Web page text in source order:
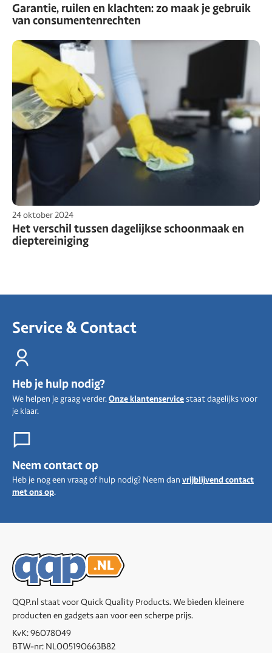
Garantie, ruilen en klachten: zo maak je gebruik
van consumentenrechten
24 oktober 2024
Het verschil tussen dagelijkse schoonmaak en
dieptereiniging
Service & Contact
Heb je hulp nodig?
We helpen je graag verder.Onze klantenservicestaat dagelijks voor
je klaar.
Neem contact op
Heb je nog een vraag of hulp nodig? Neem dan vrijblijvend contact
met ons op.
QQP.nl staat voor Quick Quality Products. We bieden kleinere
producten en gadgets aan voor een scherpe prijs.
KvK: 96078049
BTW-nr: NL005190663B82